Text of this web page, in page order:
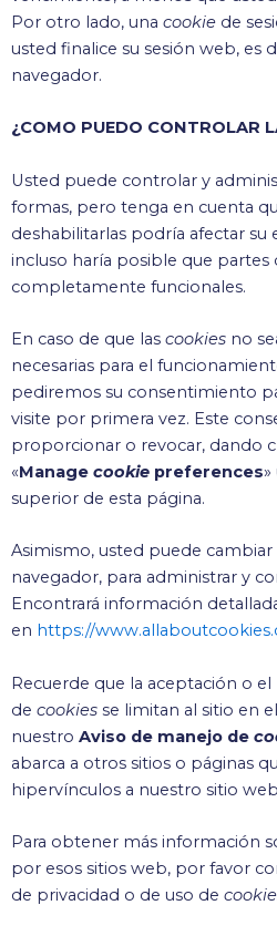
Por otro lado, una cookie de
usted finalice su sesión web, es
navegador.
¿COMO PUEDO CONTROLAR
Usted puede controlar y
formas, pero tenga en cuenta
deshabilitarlas podría afectar su
incluso haría posible que partes
completamente funcionales.
En caso de que las cookies no
necesarias para el
pediremos su consentimiento
visite por primera vez. Este
proporcionar o revocar, dando
«Manage cookie preferences»
superior de esta página.
Asimismo, usted puede
navegador, para administrar y
Encontrará información
en https://
Recuerde que la aceptación o
de cookies se limitan al sitio en
nuestro Aviso de manejo de
abarca a otros sitios o páginas
hipervínculos a nuestro sitio
Para obtener más información
por esos sitios web, por favor
de privacidad o de uso de